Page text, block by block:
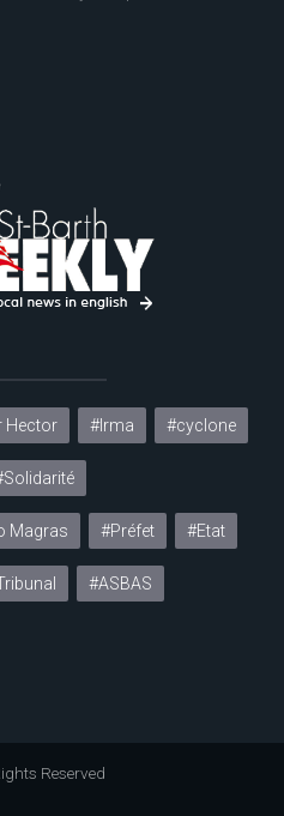
Hector #Irma #cyclone
Magras #Préfet #Etat
#ASBAS
Reserved